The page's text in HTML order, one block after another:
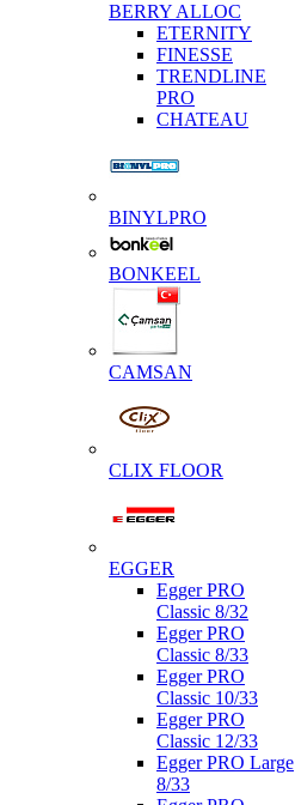
BERRY ALLOC
ETERNITY
FINESSE
TRENDLINE
PRO
CHATEAU
BINYLPRO
BONKEEL
CAMSAN
CLIX FLOOR
EGGER
Egger PRO
Classic 8/32
Egger PRO
Classic 8/33
Egger PRO
Classic 10/33
Egger PRO
Classic 12/33
Egger PRO Large
8/33